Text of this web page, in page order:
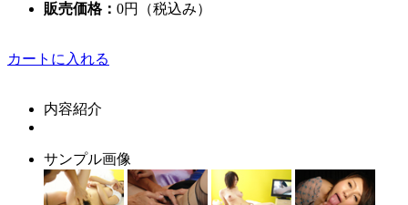
販売価格： 0円 （税込み）
カートに入れる
内容紹介
サンプル画像